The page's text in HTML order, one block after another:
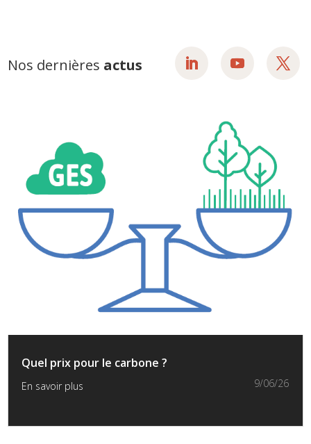
Nos dernières actus
Quel prix pour le carbone ?
9/06/26
En savoir plus